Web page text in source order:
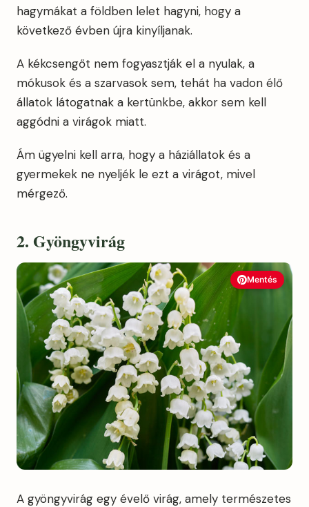
hagymákat a földben lelet hagyni, hogy a
következő évben újra kinyíljanak.
A kékcsengőt nem fogyasztják el a nyulak, a
mókusok és a szarvasok sem, tehát ha vadon élő
állatok látogatnak a kertünkbe, akkor sem kell
aggódni a virágok miatt.
Ám ügyelni kell arra, hogy a háziállatok és a
gyermekek ne nyeljék le ezt a virágot, mivel
mérgező.
2. Gyöngyvirág
Mentés
A gyöngyvirág egy évelő virág, amely természetes